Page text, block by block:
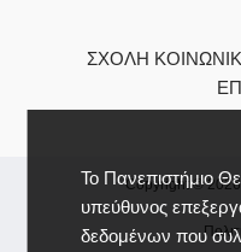
Το Πανεπιστήμιο
υπεύθυνος
δεδομένων που
ΣΧΟΛΉ
Copyright ©